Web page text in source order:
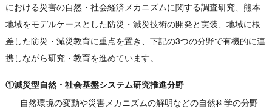
における災害の自然・社会経済メカニズムに関する調査研究、熊本
地域をモデルケースとした防災・減災技術の開発と実装、地域に根
差した防災・減災教育に重点を置き、下記の3つの分野で有機的に連
携しながら研究・教育を進めています。
①減災型自然・社会基盤システム研究推進分野
自然環境の変動や災害メカニズムの解明などの自然科学の分野